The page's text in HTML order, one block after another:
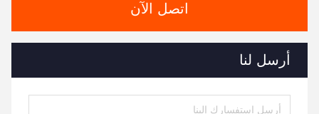
اتصل الآن
أرسل لنا